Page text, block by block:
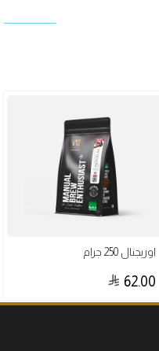
اوريجنال 250 جرام
62.00